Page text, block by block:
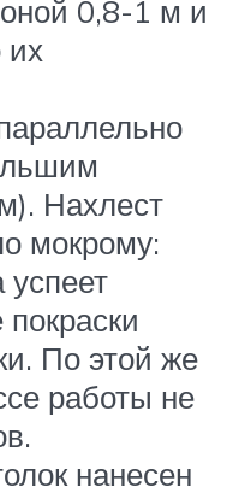
0,8-1 м и
их
Нахлест
мокрому:
успеет
По этой же
работы не
нанесен